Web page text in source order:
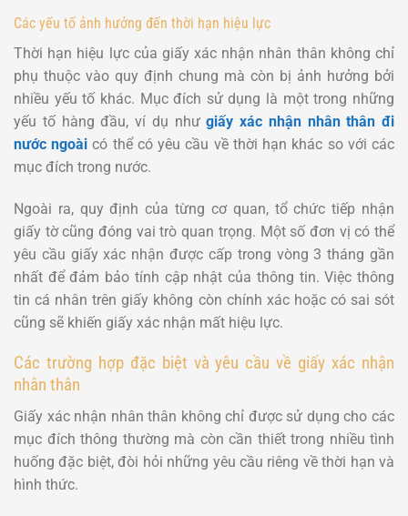
Các yếu tố ảnh hưởng đến thời hạn hiệu lực
Thời hạn hiệu lực của giấy xác nhận nhân thân không chỉ
phụ thuộc vào quy định chung mà còn bị ảnh hưởng bởi
nhiều yếu tố khác. Mục đích sử dụng là một trong những
yếu tố hàng đầu, ví dụ nhưgiấy xác nhận nhân thân đi
nước ngoài có thể có yêu cầu về thời hạn khác so với các
mục đích trong nước.
Ngoài ra, quy định của từng cơ quan, tổ chức tiếp nhận
giấy tờ cũng đóng vai trò quan trọng. Một số đơn vị có thể
yêu cầu giấy xác nhận được cấp trong vòng 3 tháng gần
nhất để đảm bảo tính cập nhật của thông tin. Việc thông
tin cá nhân trên giấy không còn chính xác hoặc có sai sót
cũng sẽ khiến giấy xác nhận mất hiệu lực.
Các trường hợp đặc biệt và yêu cầu về giấy xác nhận
nhân thân
Giấy xác nhận nhân thân không chỉ được sử dụng cho các
mục đích thông thường mà còn cần thiết trong nhiều tình
huống đặc biệt, đòi hỏi những yêu cầu riêng về thời hạn và
hình thức.